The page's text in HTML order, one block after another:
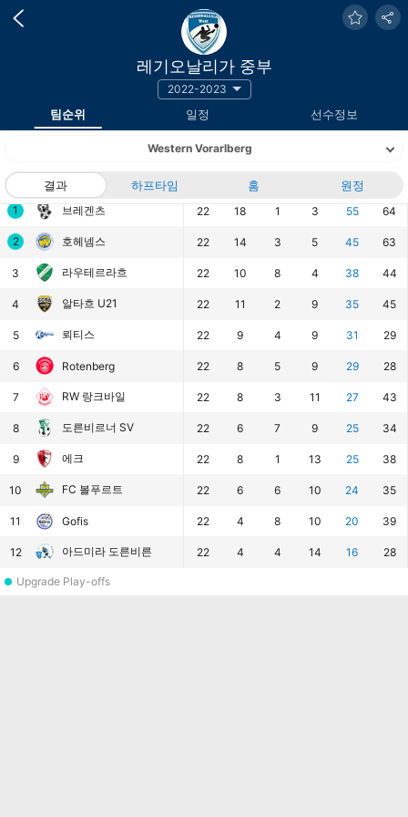
레기오날리가 중부
2022-2023
팀순위 일정 선수정보
Western Vorarlberg
결과 하프타임 홈 원정
랭킹 팀
1 브레겐츠
2 호헤넴스
3 라우테르라흐
4 알타흐 U21
5 뢰티스
6 Rotenberg
7 RW 랑크바일
8 도른비르너 SV
9 에크
10 FC 볼푸르트
11 Gofis
12 아드미라 도른비른
승점
22 18 1 3 55 64
22 14 3 5 45 63
22 10 8 4 38 44
22 11 2 9 35 45
22 9 4 9 31 29
22 8 5 9 29 28
22 8 3 11 27 43
22 6 7 9 25 34
22 8 1 13 25 38
22 6 6 10 24 35
22 4 8 10 20 39
22 4 4 14 16 28
Upgrade Play-offs